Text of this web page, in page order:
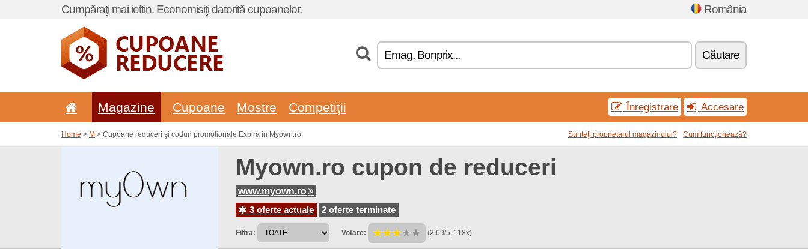
Cumpăraţi mai ieftin. Economisiţi datorită cupoanelor. România
Căutare
Magazine Cupoane Mostre Competiţii Înregistrare Accesare
Home > M > Cupoane reduceri şi coduri promotionale Expira in Myown.ro Sunteţi proprietarul magazinului? Cum funcționează?
Myown.ro cupon de reduceri
www.myown.ro
3 oferte actuale
2 oferte terminate
Filtra: Votare: (2.69/5, 118x)